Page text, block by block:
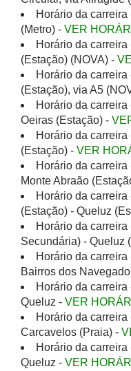
Horário da
(Metro) - VER
Horário da
(Estação) (NOVA) -
Horário da
(Estação), via A5
Horário da
Oeiras (Estação) -
Horário da
(Estação) - VER
Horário da
Monte Abraão
Horário da
(Estação) - Queluz
Horário da
Secundária) - Queluz
Horário da
Bairros dos
Horário da
Queluz - VER
Horário da
Carcavelos (Praia) -
Horário da
Queluz - VER